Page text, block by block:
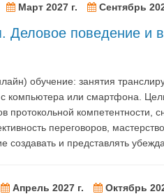
Март 2027 г. Сентябрь
Деловое поведение и
обучение: занятия
компьютера или смартфона.
протокольной
переговоров,
создавать и представлять
Апрель 2027 г. Октябрь